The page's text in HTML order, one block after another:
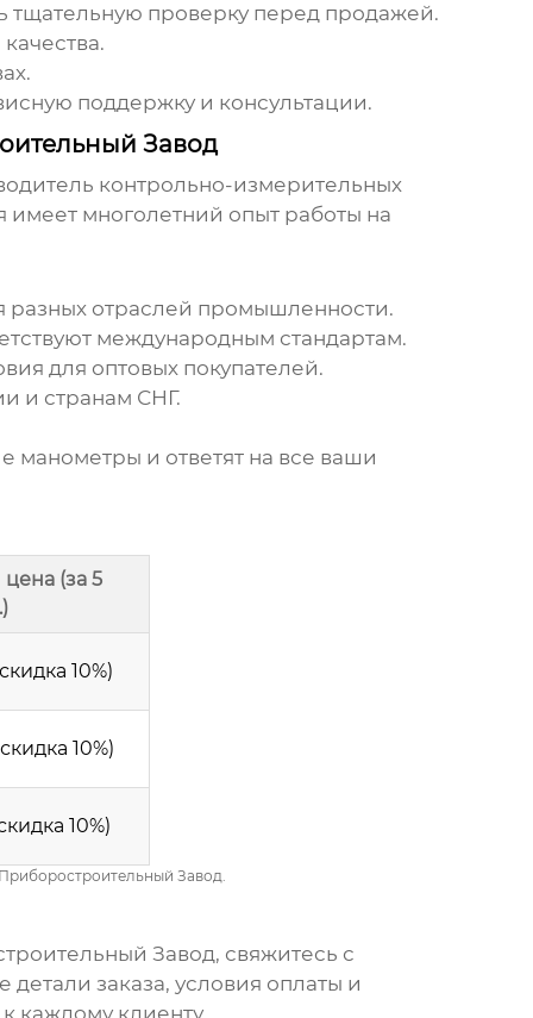
тщательную проверку перед продажей.
поддержку и консультации.
Завод
контрольно-измерительных
многолетний опыт работы на
разных отраслей промышленности.
международным стандартам.
для оптовых покупателей.
и странам СНГ.
и ответят на все ваши
(за 5
10%)
10%)
10%)
Завод.
Завод, свяжитесь с
заказа, условия оплаты и